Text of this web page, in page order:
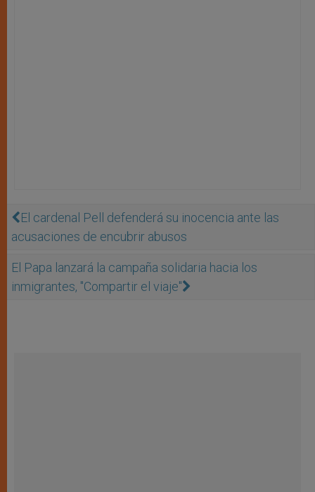
El cardenal Pell defenderá su inocencia ante las
acusaciones de encubrir abusos
El Papa lanzará la campaña solidaria hacia los
inmigrantes, "Compartir el viaje"